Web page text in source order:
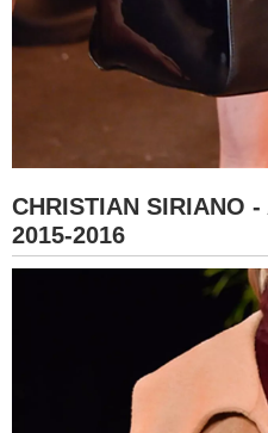
CHRISTIAN SIRIANO
2015-2016